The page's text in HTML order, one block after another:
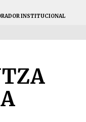
INSTITUCIONAL